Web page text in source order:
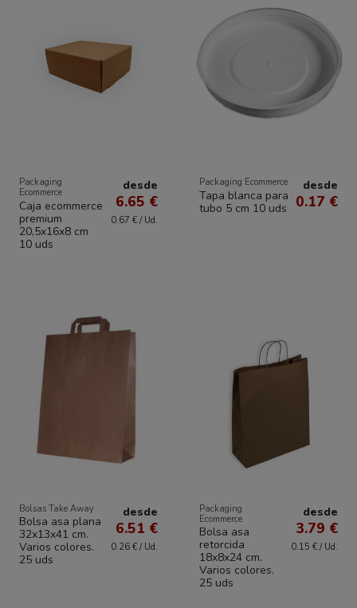
Packaging
Ecommerce
Caja ecommerce
premium
20,5x16x8 cm
10 uds
desde
6.65 €
0.67 € / Ud.
Packaging Ecommerce
Tapa blanca para
tubo 5 cm 10 uds
desde
0.17 €
Bolsas Take Away
Bolsa asa plana
32x13x41 cm.
Varios colores.
25 uds
desde
6.51 €
0.26 € / Ud.
Packaging
Ecommerce
Bolsa asa
retorcida
18x8x24 cm.
Varios colores.
25 uds
desde
3.79 €
0.15 € / Ud.